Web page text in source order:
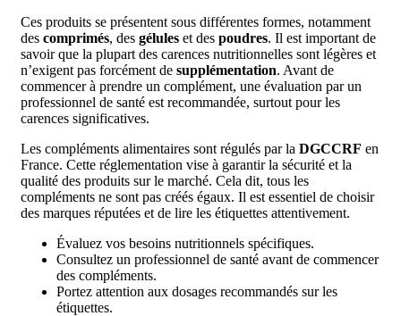
Ces produits se présentent sous différentes formes, notamment
des comprimés, des gélules et des poudres. Il est important de
savoir que la plupart des carences nutritionnelles sont légères et
n’exigent pas forcément de supplémentation. Avant de
commencer à prendre un complément, une évaluation par un
professionnel de santé est recommandée, surtout pour les
carences significatives.
Les compléments alimentaires sont régulés par la DGCCRF en
France. Cette réglementation vise à garantir la sécurité et la
qualité des produits sur le marché. Cela dit, tous les
compléments ne sont pas créés égaux. Il est essentiel de choisir
des marques réputées et de lire les étiquettes attentivement.
Évaluez vos besoins nutritionnels spécifiques.
Consultez un professionnel de santé avant de commencer
des compléments.
Portez attention aux dosages recommandés sur les
étiquettes.